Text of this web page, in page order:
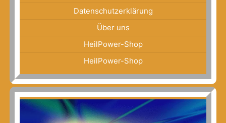
Datenschutzerklärung
Über uns
HeilPower-Shop
HeilPower-Shop